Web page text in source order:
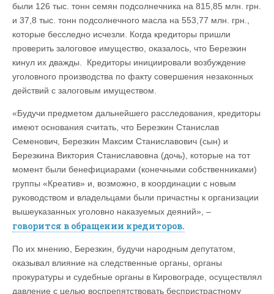
были 126 тыс. тонн семян подсолнечника на 815,85 млн. грн.
и 37,8 тыс. тонн подсолнечного масла на 553,77 млн. грн.,
которые бесследно исчезли. Когда кредиторы пришли
проверить залоговое имущество, оказалось, что Березкин
кинул их дважды. Кредиторы инициировали возбуждение
уголовного производства по факту совершения незаконных
действий с залоговым имуществом.
«Будучи предметом дальнейшего расследования, кредиторы
имеют основания считать, что Березкин Станислав
Семенович, Березкин Максим Станиславович (сын) и
Березкина Виктория Станиславовна (дочь), которые на тот
момент были бенефициарами (конечными собственниками)
группы «Креатив» и, возможно, в координации с новым
руководством и владельцами были причастны к организации
вышеуказанных уголовно наказуемых деяний», –
говорится в обращении кредиторов.
По их мнению, Березкин, будучи народным депутатом,
оказывал влияние на следственные органы, органы
прокуратуры и судебные органы в Кировограде, осуществлял
давление с целью воспрепятствовать беспристрастному